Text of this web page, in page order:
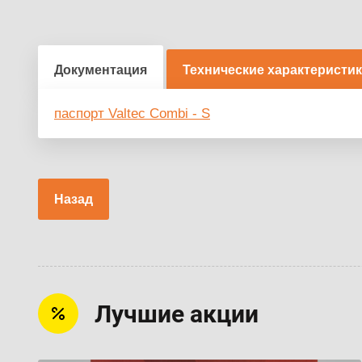
Документация Технические
паспорт Valtec Combi - S
Назад
Лучшие акции